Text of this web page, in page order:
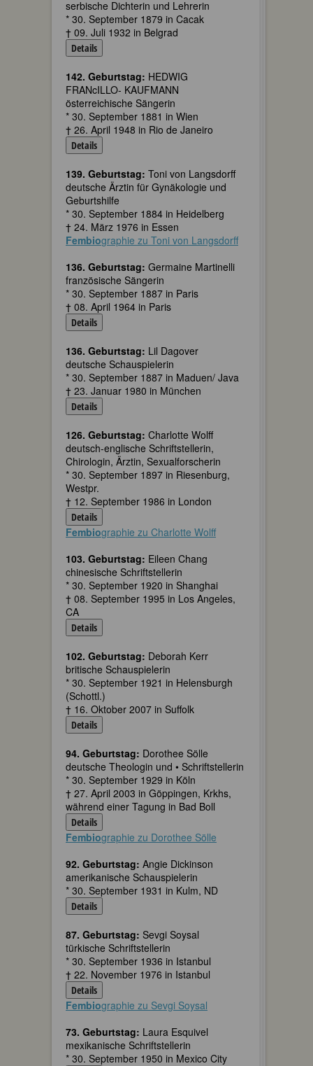
serbische Dichterin und Lehrerin
* 30. September 1879 in Cacak
† 09. Juli 1932 in Belgrad
Details
142. Geburtstag: HEDWIG
FRANcILLO- KAUFMANN
österreichische Sängerin
* 30. September 1881 in Wien
† 26. April 1948 in Rio de Janeiro
Details
139. Geburtstag: Toni von Langsdorff
deutsche Ärztin für Gynäkologie und
Geburtshilfe
* 30. September 1884 in Heidelberg
† 24. März 1976 in Essen
Fembiographie zu Toni von Langsdorff
136. Geburtstag: Germaine Martinelli
französische Sängerin
* 30. September 1887 in Paris
† 08. April 1964 in Paris
Details
136. Geburtstag: Lil Dagover
deutsche Schauspielerin
* 30. September 1887 in Maduen/ Java
† 23. Januar 1980 in München
Details
126. Geburtstag: Charlotte Wolff
deutsch-englische Schriftstellerin,
Chirologin, Ärztin, Sexualforscherin
* 30. September 1897 in Riesenburg,
Westpr.
† 12. September 1986 in London
Details
Fembiographie zu Charlotte Wolff
103. Geburtstag: Eileen Chang
chinesische Schriftstellerin
* 30. September 1920 in Shanghai
† 08. September 1995 in Los Angeles,
CA
Details
102. Geburtstag: Deborah Kerr
britische Schauspielerin
* 30. September 1921 in Helensburgh
(Schottl.)
† 16. Oktober 2007 in Suffolk
Details
94. Geburtstag: Dorothee Sölle
deutsche Theologin und • Schriftstellerin
* 30. September 1929 in Köln
† 27. April 2003 in Göppingen, Krkhs,
während einer Tagung in Bad Boll
Details
Fembiographie zu Dorothee Sölle
92. Geburtstag: Angie Dickinson
amerikanische Schauspielerin
* 30. September 1931 in Kulm, ND
Details
87. Geburtstag: Sevgi Soysal
türkische Schriftstellerin
* 30. September 1936 in Istanbul
† 22. November 1976 in Istanbul
Details
Fembiographie zu Sevgi Soysal
73. Geburtstag: Laura Esquivel
mexikanische Schriftstellerin
* 30. September 1950 in Mexico City